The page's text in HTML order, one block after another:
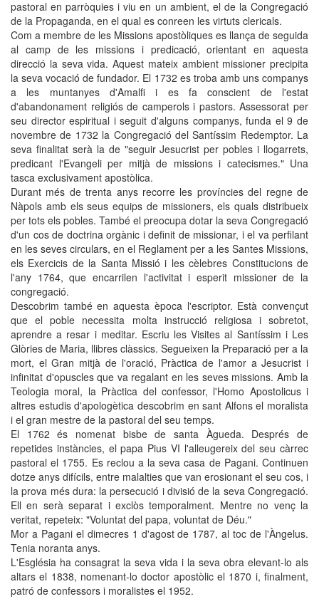
pastoral en parròquies i viu en un ambient, el de la Congregació
de la Propaganda, en el qual es conreen les virtuts clericals.
Com a membre de les Missions apostòliques es llança de seguida
al camp de les missions i predicació, orientant en aquesta
direcció la seva vida. Aquest mateix ambient missioner precipita
la seva vocació de fundador. El 1732 es troba amb uns companys
a les muntanyes d'Amalfi i es fa conscient de l'estat
d'abandonament religiós de camperols i pastors. Assessorat per
seu director espiritual i seguit d'alguns companys, funda el 9 de
novembre de 1732 la Congregació del Santíssim Redemptor. La
seva finalitat serà la de "seguir Jesucrist per pobles i llogarrets,
predicant l'Evangeli per mitjà de missions i catecismes." Una
tasca exclusivament apostòlica.
Durant més de trenta anys recorre les províncies del regne de
Nàpols amb els seus equips de missioners, els quals distribueix
per tots els pobles. També el preocupa dotar la seva Congregació
d'un cos de doctrina orgànic i definit de missionar, i el va perfilant
en les seves circulars, en el Reglament per a les Santes Missions,
els Exercicis de la Santa Missió i les cèlebres Constitucions de
l'any 1764, que encarrilen l'activitat i esperit missioner de la
congregació.
Descobrim també en aquesta època l'escriptor. Està convençut
que el poble necessita molta instrucció religiosa i sobretot,
aprendre a resar i meditar. Escriu les Visites al Santíssim i Les
Glòries de Maria, llibres clàssics. Segueixen la Preparació per a la
mort, el Gran mitjà de l'oració, Pràctica de l'amor a Jesucrist i
infinitat d'opuscles que va regalant en les seves missions. Amb la
Teologia moral, la Pràctica del confessor, l'Homo Apostolicus i
altres estudis d'apologètica descobrim en sant Alfons el moralista
i el gran mestre de la pastoral del seu temps.
El 1762 és nomenat bisbe de santa Àgueda. Després de
repetides instàncies, el papa Pius VI l'alleugereix del seu càrrec
pastoral el 1755. Es reclou a la seva casa de Pagani. Continuen
dotze anys difícils, entre malalties que van erosionant el seu cos, i
la prova més dura: la persecució i divisió de la seva Congregació.
Ell en serà separat i exclòs temporalment. Mentre no venç la
veritat, repeteix: "Voluntat del papa, voluntat de Déu."
Mor a Pagani el dimecres 1 d'agost de 1787, al toc de l'Àngelus.
Tenia noranta anys.
L'Església ha consagrat la seva vida i la seva obra elevant-lo als
altars el 1838, nomenant-lo doctor apostòlic el 1870 i, finalment,
patró de confessors i moralistes el 1952.